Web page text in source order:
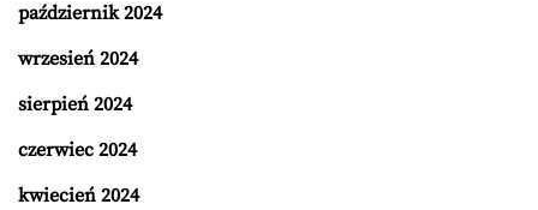
październik 2024
wrzesień 2024
sierpień 2024
czerwiec 2024
kwiecień 2024